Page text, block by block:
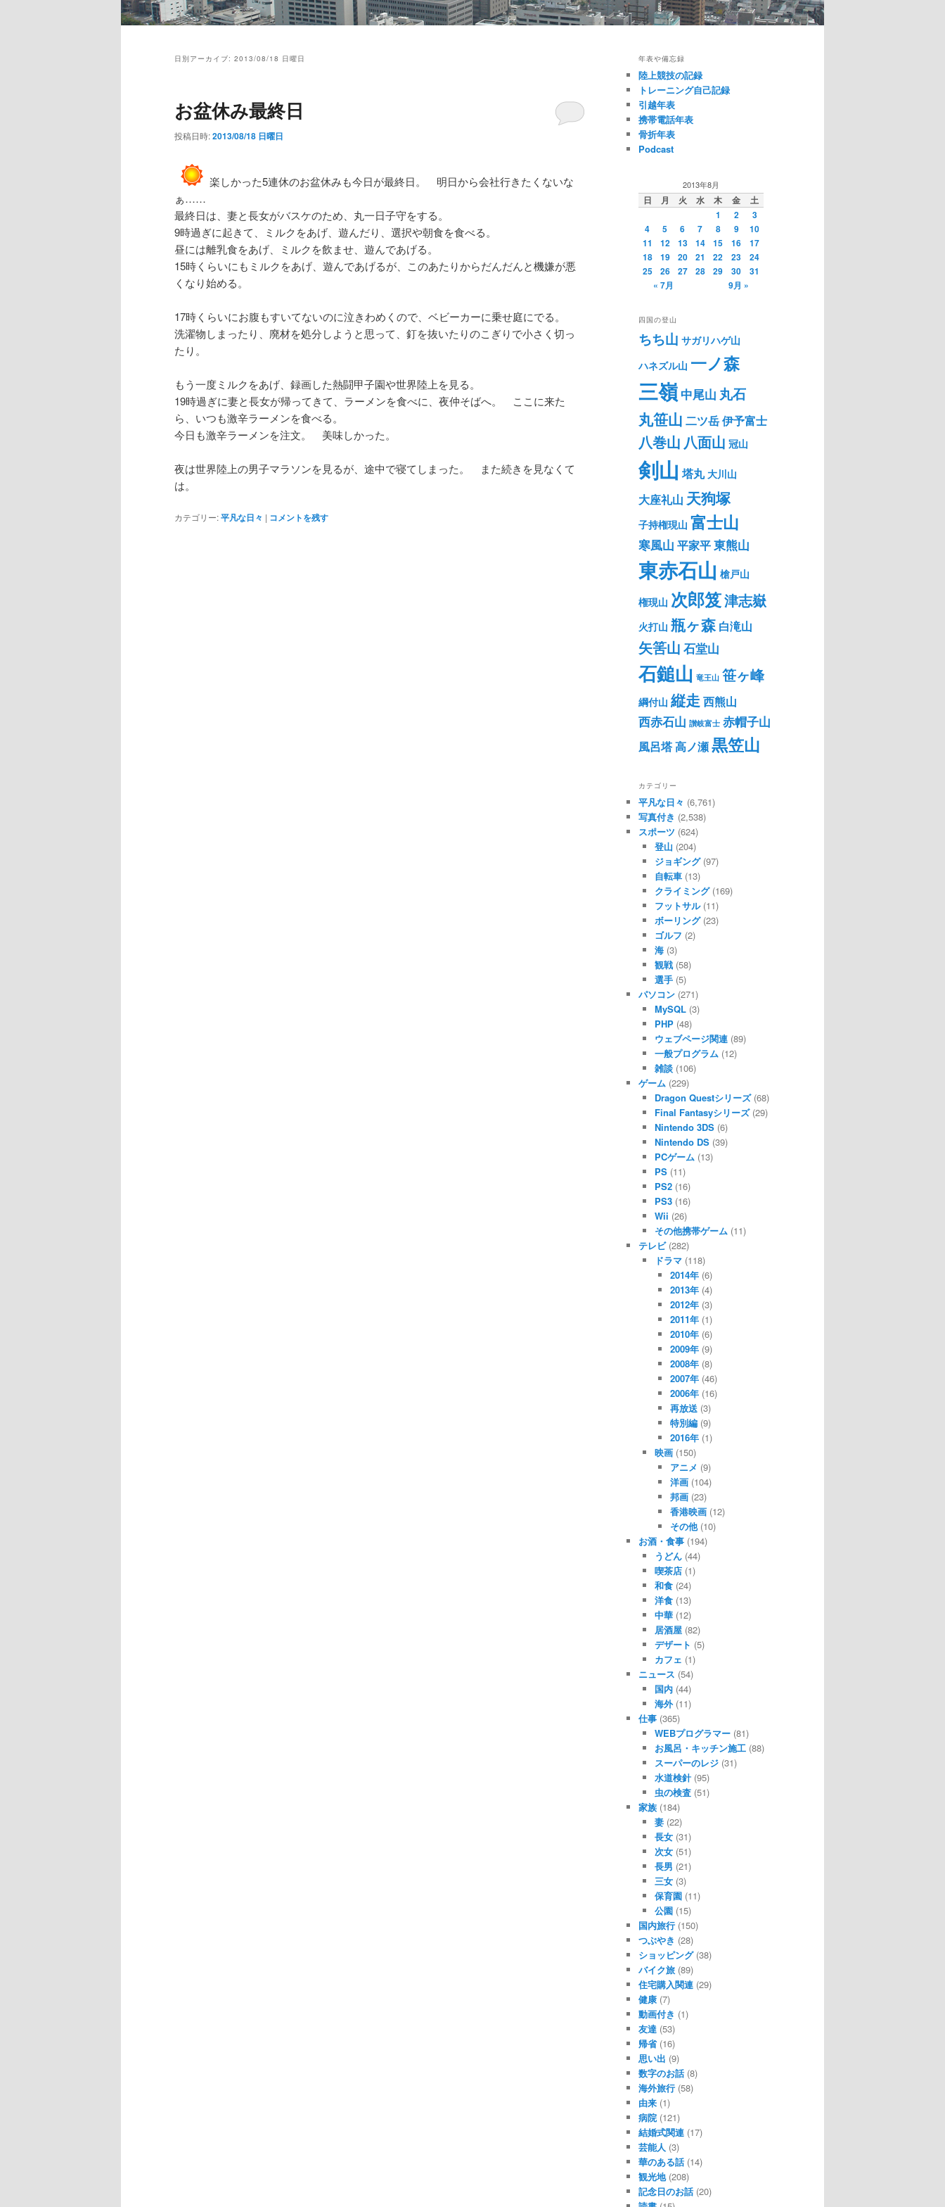
日別アーカイブ: 2013/08/18 日曜日
お盆休み最終日
投稿日時:2013/08/18 日曜日
楽しかった5連休のお盆休みも今日が最終日。 明日から会社行きたくないな
ぁ……
最終日は、妻と長女がバスケのため、丸一日子守をする。
9時過ぎに起きて、ミルクをあげ、遊んだり、選択や朝食を食べる。
昼には離乳食をあげ、ミルクを飲ませ、遊んであげる。
15時くらいにもミルクをあげ、遊んであげるが、このあたりからだんだんと機嫌が悪
くなり始める。
17時くらいにお腹もすいてないのに泣きわめくので、ベビーカーに乗せ庭にでる。
洗濯物しまったり、廃材を処分しようと思って、釘を抜いたりのこぎりで小さく切っ
たり。
もう一度ミルクをあげ、録画した熱闘甲子園や世界陸上を見る。
19時過ぎに妻と長女が帰ってきて、ラーメンを食べに、夜仲そばへ。 ここに来た
ら、いつも激辛ラーメンを食べる。
今日も激辛ラーメンを注文。 美味しかった。
夜は世界陸上の男子マラソンを見るが、途中で寝てしまった。 また続きを見なくて
は。
カテゴリー:平凡な日々 | コメントを残す
年表や備忘録
陸上競技の記録
トレーニング自己記録
引越年表
携帯電話年表
骨折年表
Podcast
2013年8月
日 月 火 水 木 金
土
1
2
3
4
5 6 7 8 9
10
11
12 13 14 15 16
17
18
19 20 21 22 23
24
25
26 27 28 29 30
31
« 7月
9月 »
四国の登山
ちち山 サガリハゲ山
ハネズル山 一ノ森
三嶺 中尾山 丸石
丸笹山 二ツ岳伊予富士
八巻山 八面山 冠山
剣山 塔丸 大川山
大座礼山 天狗塚
子持権現山 富士山
寒風山 平家平東熊山
東赤石山 槍戸山
権現山 次郎笈津志嶽
火打山 瓶ヶ森 白滝山
矢筈山 石堂山
石鎚山 竜王山 笹ヶ峰
綱付山 縦走西熊山
西赤石山 讃岐富士 赤帽子山
風呂塔高ノ瀬黒笠山
カテゴリー
平凡な日々 (6,761)
写真付き (2,538)
スポーツ (624)
登山 (204)
ジョギング(97)
自転車(13)
クライミング(169)
フットサル(11)
ボーリング(23)
ゴルフ (2)
海(3)
観戦(58)
選手(5)
パソコン (271)
MySQL(3)
PHP(48)
ウェブページ関連(89)
一般プログラム (12)
雑談(106)
ゲーム (229)
Dragon Questシリーズ(68)
Final Fantasyシリーズ(29)
Nintendo 3DS(6)
Nintendo DS(39)
PCゲーム (13)
PS(11)
PS2(16)
PS3(16)
Wii (26)
その他携帯ゲーム (11)
テレビ(282)
ドラマ(118)
2014年 (6)
2013年 (4)
2012年 (3)
2011年 (1)
2010年 (6)
2009年 (9)
2008年 (8)
2007年 (46)
2006年 (16)
再放送 (3)
特別編 (9)
2016年 (1)
映画(150)
アニメ (9)
洋画 (104)
邦画 (23)
香港映画 (12)
その他(10)
お酒・食事 (194)
うどん(44)
喫茶店(1)
和食(24)
洋食(13)
中華(12)
居酒屋(82)
デザート (5)
カフェ (1)
ニュース (54)
国内(44)
海外(11)
仕事 (365)
WEBプログラマー(81)
お風呂・キッチン施工(88)
スーパーのレジ(31)
水道検針(95)
虫の検査(51)
家族 (184)
妻(22)
長女(31)
次女(51)
長男 (21)
三女(3)
保育園(11)
公園(15)
国内旅行 (150)
つぶやき (28)
ショッピング(38)
バイク旅 (89)
住宅購入関連 (29)
健康 (7)
動画付き (1)
友達 (53)
帰省(16)
思い出 (9)
数字のお話 (8)
海外旅行 (58)
由来 (1)
病院 (121)
結婚式関連 (17)
芸能人 (3)
華のある話 (14)
観光地(208)
記念日のお話 (20)